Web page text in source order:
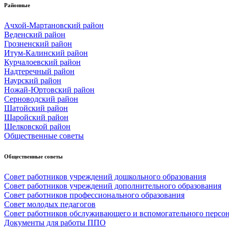
Районные
Ачхой-Мартановский район
Веденский район
Грозненский район
Итум-Калинский район
Курчалоевский район
Надтеречный район
Наурский район
Ножай-Юртовский район
Серноводский район
Шатойский район
Шаройский район
Шелковской район
Общественные советы
Общественные советы
Совет работников учреждений дошкольного образования
Совет работников учреждений дополнительного образования
Совет работников профессионального образования
Совет молодых педагогов
Совет работников обслуживающего и вспомогательного
Документы для работы ППО